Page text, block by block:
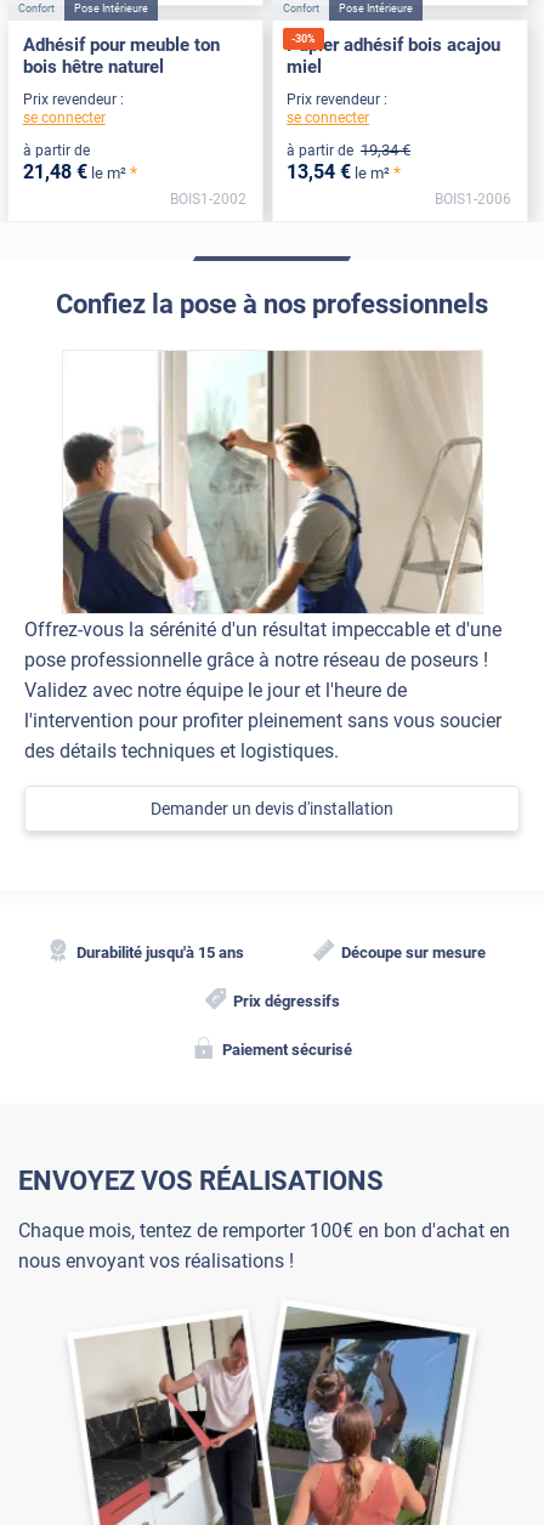
Confort Pose Intérieure
Adhésif pour meuble ton
bois hêtre naturel
Prix revendeur :
se connecter
à partir de
21,48 € le m² *
BOIS1-2002
-30%
Confort Pose Intérieure
Papier adhésif bois acajou
miel
Prix revendeur :
se connecter
à partir de 19,34 €
13,54 € le m² *
BOIS1-2006
Confiez la pose à nos professionnels
Offrez-vous la sérénité d'un résultat impeccable et d'une
pose professionnelle grâce à notre réseau de poseurs !
Validez avec notre équipe le jour et l'heure de
l'intervention pour profiter pleinement sans vous soucier
des détails techniques et logistiques.
Demander un devis d'installation
Durabilité jusqu'à 15 ans Découpe sur mesure
Prix dégressifs
Paiement sécurisé
ENVOYEZ VOS RÉALISATIONS
Chaque mois, tentez de remporter 100€ en bon d'achat en
nous envoyant vos réalisations !